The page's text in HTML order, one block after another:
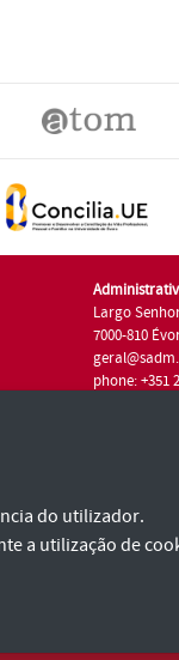
Largo
7000-810
phone: +351
do utilizador.
a utilização de